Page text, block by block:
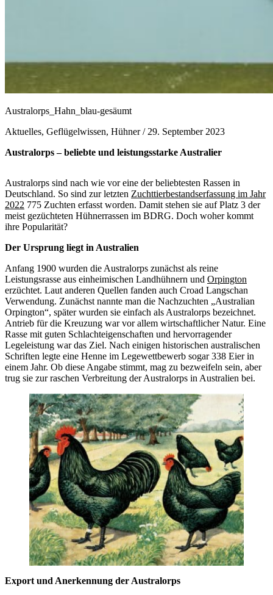
Australorps_Hahn_blau-gesäumt
Aktuelles, Geflügelwissen, Hühner / 29. September 2023
Australorps – beliebte und leistungsstarke Australier
Australorps sind nach wie vor eine der beliebtesten Rassen in
Deutschland. So sind zur letzten Zuchttierbestandserfassung im Jahr
2022 775 Zuchten erfasst worden. Damit stehen sie auf Platz 3 der
meist gezüchteten Hühnerrassen im BDRG. Doch woher kommt
ihre Popularität?
Der Ursprung liegt in Australien
Anfang 1900 wurden die Australorps zunächst als reine
Leistungsrasse aus einheimischen Landhühnern und Orpington
erzüchtet. Laut anderen Quellen fanden auch Croad Langschan
Verwendung. Zunächst nannte man die Nachzuchten „Australian
Orpington“, später wurden sie einfach als Australorps bezeichnet.
Antrieb für die Kreuzung war vor allem wirtschaftlicher Natur. Eine
Rasse mit guten Schlachteigenschaften und hervorragender
Legeleistung war das Ziel. Nach einigen historischen australischen
Schriften legte eine Henne im Legewettbewerb sogar 338 Eier in
einem Jahr. Ob diese Angabe stimmt, mag zu bezweifeln sein, aber
trug sie zur raschen Verbreitung der Australorps in Australien bei.
Export und Anerkennung der Australorps